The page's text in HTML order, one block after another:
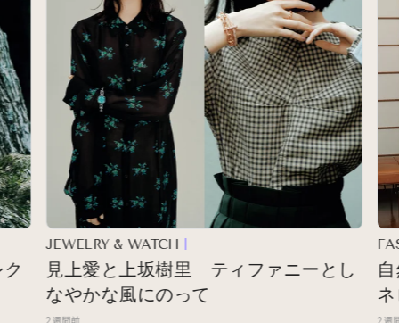
JEWELRY & WATCH
見上愛と上坂樹里 ティファニーとし
なやかな風にのって
2週間前
自然
ネ
2週間前